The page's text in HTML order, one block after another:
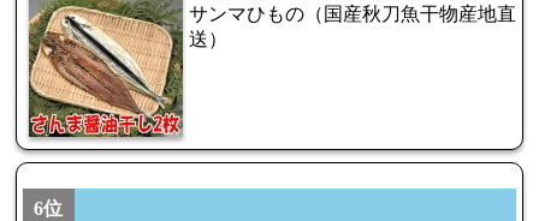
サンマひもの（国産秋刀魚干物産地直
送）
6位